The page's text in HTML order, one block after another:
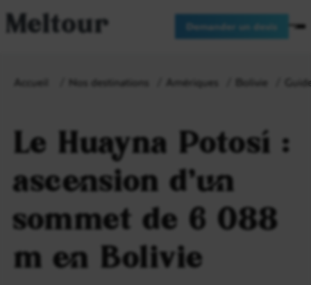
Meltour Demander un devis
Accueil Nos destinations Amériques Bolivie
Le Huayna Potosí :
ascension d’un
sommet de 6 088
m en Bolivie